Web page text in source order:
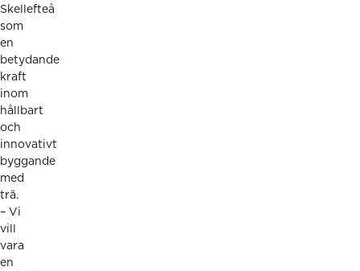
Skellefteå
som
en
betydande
kraft
inom
hållbart
och
innovativt
byggande
med
trä.
– Vi
vill
vara
en